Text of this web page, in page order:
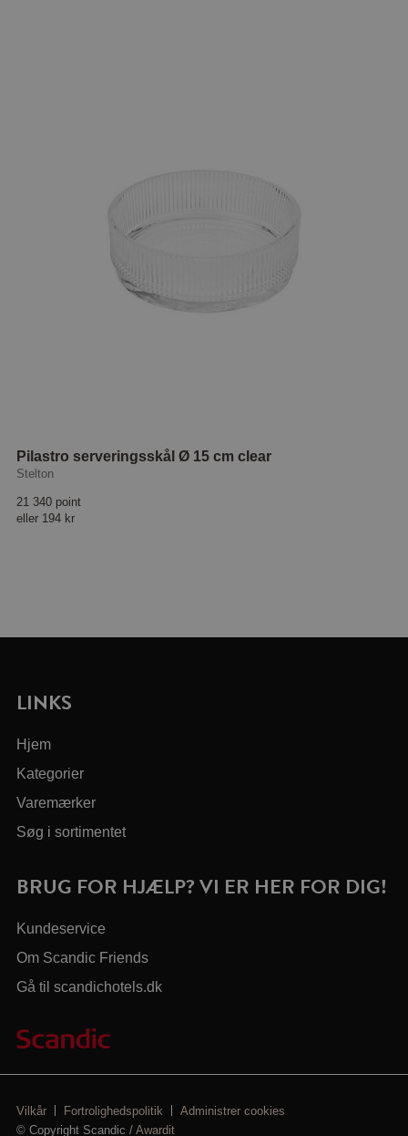
Pilastro serveringsskål Ø 15 cm clear
Stelton
21 340 point
eller 194 kr
LINKS
Hjem
Kategorier
Varemærker
Søg i sortimentet
BRUG FOR HJÆLP? VI ER HER FOR DIG!
Kundeservice
Om Scandic Friends
Gå til scandichotels.dk
Vilkår Fortrolighedspolitik
Administrer cookies
© Copyright Scandic /Awardit